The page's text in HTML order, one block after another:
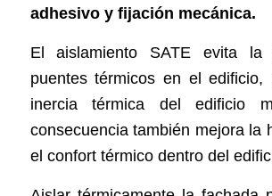
adhesivo y fijación mecánica.
El aislamiento SATE evita la
puentes térmicos en el
inercia térmica del edificio
consecuencia también mejora la
el confort térmico dentro del